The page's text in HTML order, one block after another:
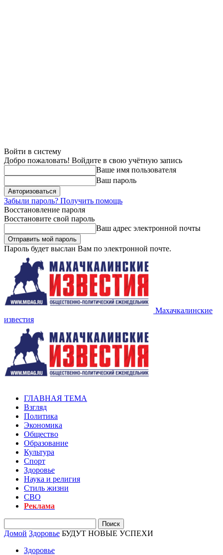
Войти в систему
Добро пожаловать! Войдите в свою учётную запись
Ваше имя пользователя
Ваш пароль
Забыли пароль? Получить помощь
Восстановление пароля
Восстановите свой пароль
Ваш адрес электронной почты
Пароль будет выслан Вам по электронной почте.
Махачкалинские
известия
ГЛАВНАЯ ТЕМА
Взгляд
Политика
Экономика
Общество
Образование
Культура
Спорт
Здоровье
Наука и религия
Стиль жизни
СВО
Реклама
Домой Здоровье БУДУТ НОВЫЕ УСПЕХИ
Здоровье